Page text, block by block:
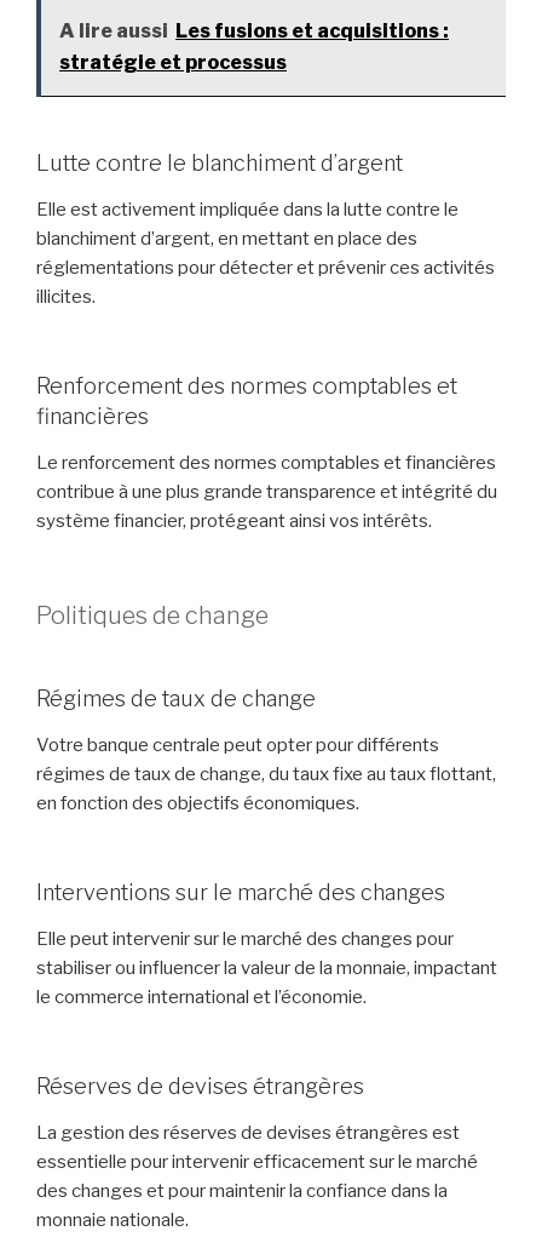
A lire aussi Les fusions et acquisitions :
stratégie et processus
Lutte contre le blanchiment d’argent
Elle est activement impliquée dans la lutte contre le
blanchiment d’argent, en mettant en place des
réglementations pour détecter et prévenir ces activités
illicites.
Renforcement des normes comptables et
financières
Le renforcement des normes comptables et financières
contribue à une plus grande transparence et intégrité du
système financier, protégeant ainsi vos intérêts.
Politiques de change
Régimes de taux de change
Votre banque centrale peut opter pour différents
régimes de taux de change, du taux fixe au taux flottant,
en fonction des objectifs économiques.
Interventions sur le marché des changes
Elle peut intervenir sur le marché des changes pour
stabiliser ou influencer la valeur de la monnaie, impactant
le commerce international et l’économie.
Réserves de devises étrangères
La gestion des réserves de devises étrangères est
essentielle pour intervenir efficacement sur le marché
des changes et pour maintenir la confiance dans la
monnaie nationale.